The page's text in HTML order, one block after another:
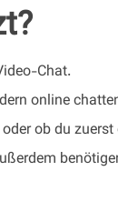
Chat.
online
ob du